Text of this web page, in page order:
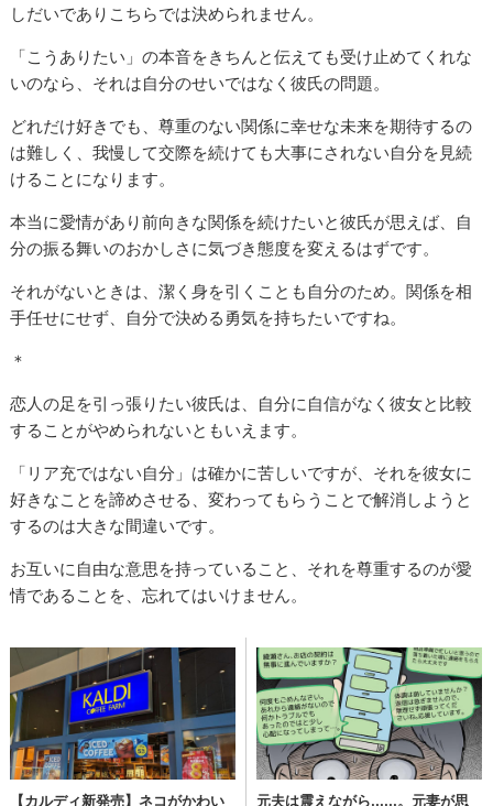
しだいでありこちらでは決められません。
「こうありたい」の本音をきちんと伝えても受け止めてくれな
いのなら、それは自分のせいではなく彼氏の問題。
どれだけ好きでも、尊重のない関係に幸せな未来を期待するの
は難しく、我慢して交際を続けても大事にされない自分を見続
けることになります。
本当に愛情があり前向きな関係を続けたいと彼氏が思えば、自
分の振る舞いのおかしさに気づき態度を変えるはずです。
それがないときは、潔く身を引くことも自分のため。関係を相
手任せにせず、自分で決める勇気を持ちたいですね。
＊
恋人の足を引っ張りたい彼氏は、自分に自信がなく彼女と比較
することがやめられないともいえます。
「リア充ではない自分」は確かに苦しいですが、それを彼女に
好きなことを諦めさせる、変わってもらうことで解消しようと
するのは大きな間違いです。
お互いに自由な意思を持っていること、それを尊重するのが愛
情であることを、忘れてはいけません。